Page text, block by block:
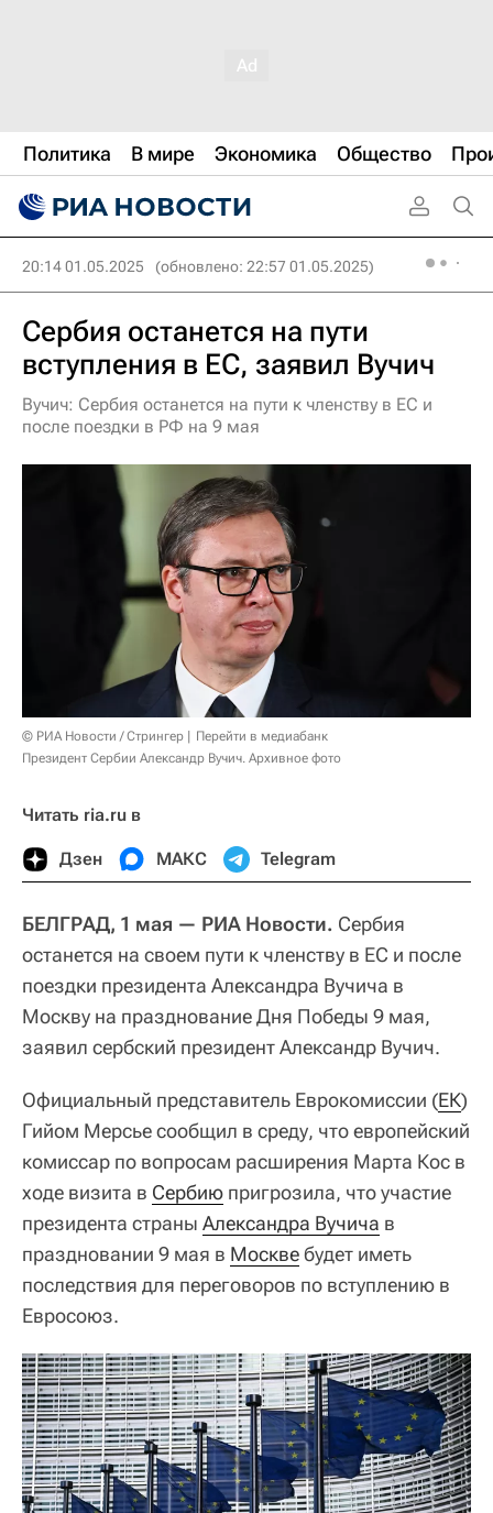
Политика В мире Экономика Общество
20:14 01.05.2025 (обновлено: 22:57 01.05.2025)
Сербия останется на пути
вступления в ЕС, заявил Вучич
Вучич: Сербия останется на пути к членству в ЕС и
после поездки в РФ на 9 мая
© РИА Новости / Стрингер
Перейти в медиабанк
Президент Сербии Александр Вучич. Архивное фото
Читать ria.ru в
Дзен МАКС Telegram
БЕЛГРАД, 1 мая — РИА Новости. Сербия
останется на своем пути к членству в ЕС и после
поездки президента Александра Вучича в
Москву на празднование Дня Победы 9 мая,
заявил сербский президент Александр Вучич.
Официальный представитель Еврокомиссии (ЕК)
Гийом Мерсье сообщил в среду, что европейский
комиссар по вопросам расширения Марта Кос в
ходе визита в Сербию пригрозила, что участие
президента страны Александра Вучича в
праздновании 9 мая в Москвебудет иметь
последствия для переговоров по вступлению в
Евросоюз.